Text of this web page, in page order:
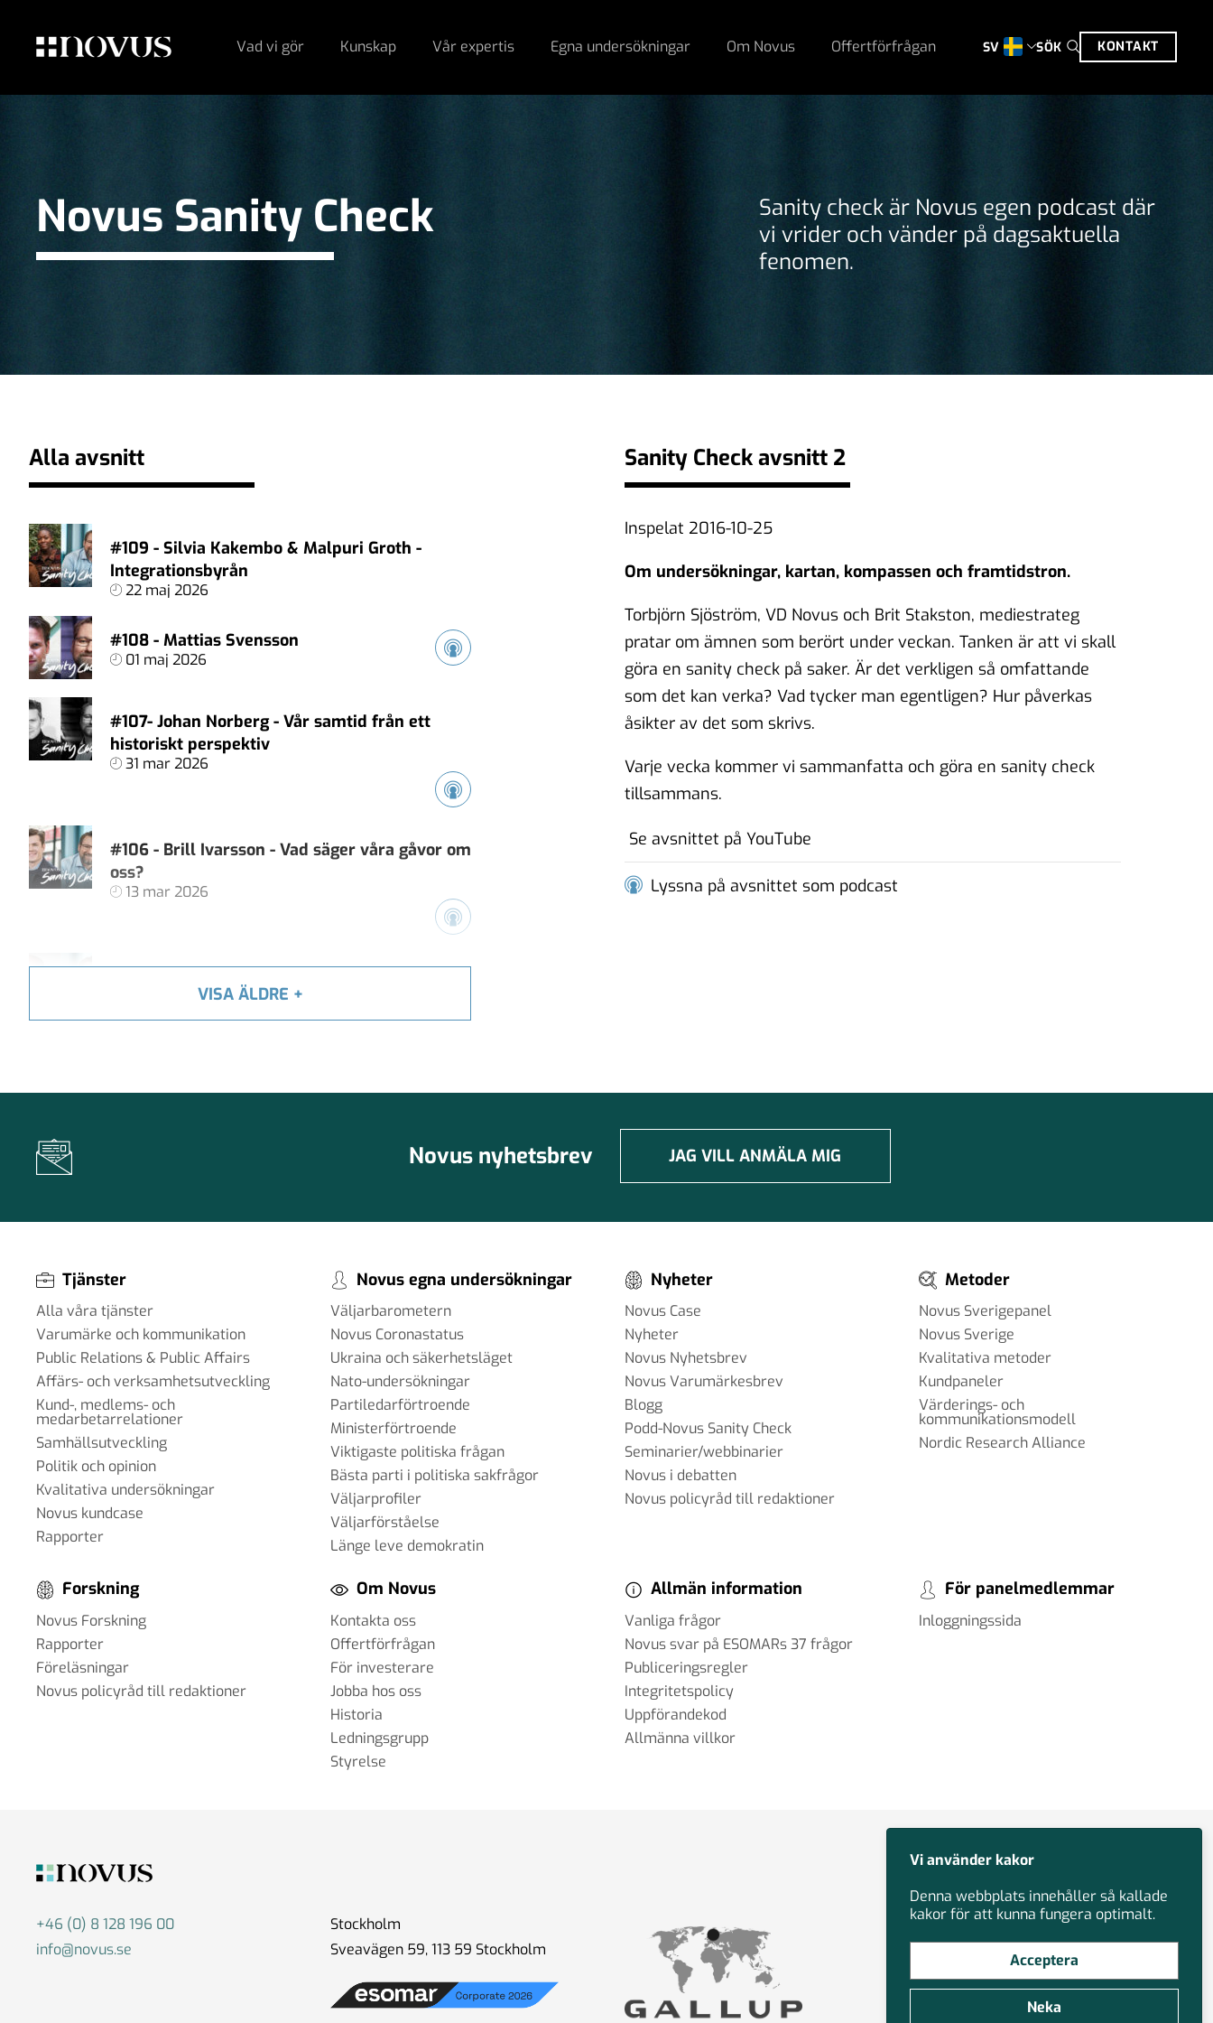
Vad vi gör Kunskap Vår expertis Egna undersökningar Om Novus Offertförfrågan SV SÖK KONTAKT
Novus Sanity Check
Sanity check är Novus egen podcast där
vi vrider och vänder på dagsaktuella
fenomen.
Alla avsnitt
#109 - Silvia Kakembo & Malpuri Groth -
Integrationsbyrån
22 maj 2026
#108 - Mattias Svensson
01 maj 2026
#107- Johan Norberg - Vår samtid från ett
historiskt perspektiv
31 mar 2026
#106 - Brill Ivarsson - Vad säger våra gåvor om
oss?
13 mar 2026
demokratiska samtal?
06 feb 2026
05 dec 2025
#102 - Brit Stakston - den goda webben
20 nov 2025
#101 - Ulrika Lindstrand - ingenjörens roll i ett
välfärdssamhälle
17 okt 2025
informationspåverkan
03 okt 2025
#99 - Johannes Klenell - det dolda politiska
#97 - Dr. Tim Johnson - ”en gemensam
kunskapskärna”
VISA ÄLDRE +
Sanity Check avsnitt 2
Inspelat 2016-10-25
Om undersökningar, kartan, kompassen och framtidstron.
Torbjörn Sjöström, VD Novus och Brit Stakston, mediestrateg
pratar om ämnen som berört under veckan. Tanken är att vi skall
göra en sanity check på saker. Är det verkligen så omfattande
som det kan verka? Vad tycker man egentligen? Hur påverkas
åsikter av det som skrivs.
Varje vecka kommer vi sammanfatta och göra en sanity check
tillsammans.
Se avsnittet på YouTube
Lyssna på avsnittet som podcast
Novus nyhetsbrev JAG VILL ANMÄLA MIG
Tjänster
Alla våra tjänster
Varumärke och kommunikation
Public Relations & Public Affairs
Affärs- och verksamhetsutveckling
Kund-, medlems- och
medarbetarrelationer
Samhällsutveckling
Politik och opinion
Kvalitativa undersökningar
Novus kundcase
Rapporter
Novus egna undersökningar
Väljarbarometern
Novus Coronastatus
Ukraina och säkerhetsläget
Nato-undersökningar
Partiledarförtroende
Ministerförtroende
Viktigaste politiska frågan
Bästa parti i politiska sakfrågor
Väljarprofiler
Väljarförståelse
Länge leve demokratin
Nyheter
Novus Case
Nyheter
Novus Nyhetsbrev
Novus Varumärkesbrev
Blogg
Podd-Novus Sanity Check
Seminarier/webbinarier
Novus i debatten
Novus policyråd till redaktioner
Metoder
Novus Sverigepanel
Novus Sverige
Kvalitativa metoder
Kundpaneler
Värderings- och
kommunikationsmodell
Nordic Research Alliance
Forskning
Novus Forskning
Rapporter
Föreläsningar
Novus policyråd till redaktioner
Om Novus
Kontakta oss
Offertförfrågan
För investerare
Jobba hos oss
Historia
Ledningsgrupp
Styrelse
Allmän information
Vanliga frågor
Novus svar på ESOMARs 37 frågor
Publiceringsregler
Integritetspolicy
Uppförandekod
Allmänna villkor
För panelmedlemmar
Inloggningssida
+46 (0) 8 128 196 00
info@novus.se
Stockholm
Sveavägen 59, 113 59 Stockholm
Vi använder kakor
Denna webbplats innehåller så kallade
kakor för att kunna fungera optimalt.
Acceptera
Neka